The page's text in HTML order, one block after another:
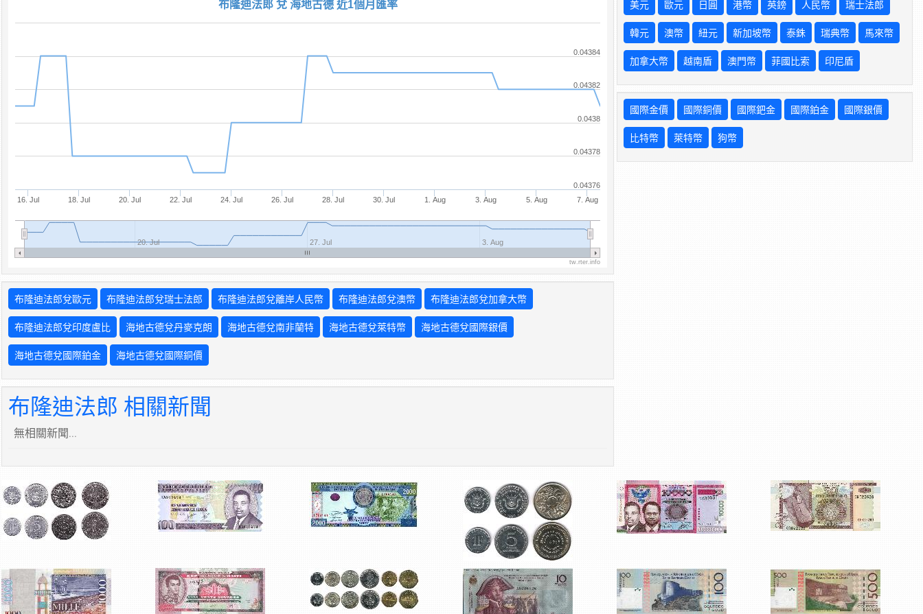
布隆迪法郎 兌 海地古德 近1個月匯率
16. Jul 18. Jul 20. Jul 22. Jul 24. Jul 26. Jul 28. Jul 30. Jul 1. Aug 3. Aug 5. Aug 7. Aug
20. Jul 27. Jul 3. Aug
0.04376
0.04378
0.0438
0.04382
0.04384
tw.rter.info
布隆迪法郎兌歐元 布隆迪法郎兌瑞士法郎 布隆迪法郎兌離岸人民幣 布隆迪法郎兌澳幣 布隆迪法郎兌加拿大幣
布隆迪法郎兌印度盧比 海地古德兌丹麥克朗 海地古德兌南非蘭特 海地古德兌萊特幣 海地古德兌國際銀價
海地古德兌國際鉑金 海地古德兌國際銅價
布隆迪法郎 相關新聞
無相關新聞...
美元 歐元 日圓 港幣 英鎊 人民幣 瑞士法郎
韓元 澳幣 紐元 新加坡幣 泰銖 瑞典幣 馬來幣
加拿大幣 越南盾 澳門幣 菲國比索 印尼盾
國際金價 國際銅價 國際鈀金 國際鉑金 國際銀價
比特幣 萊特幣 狗幣